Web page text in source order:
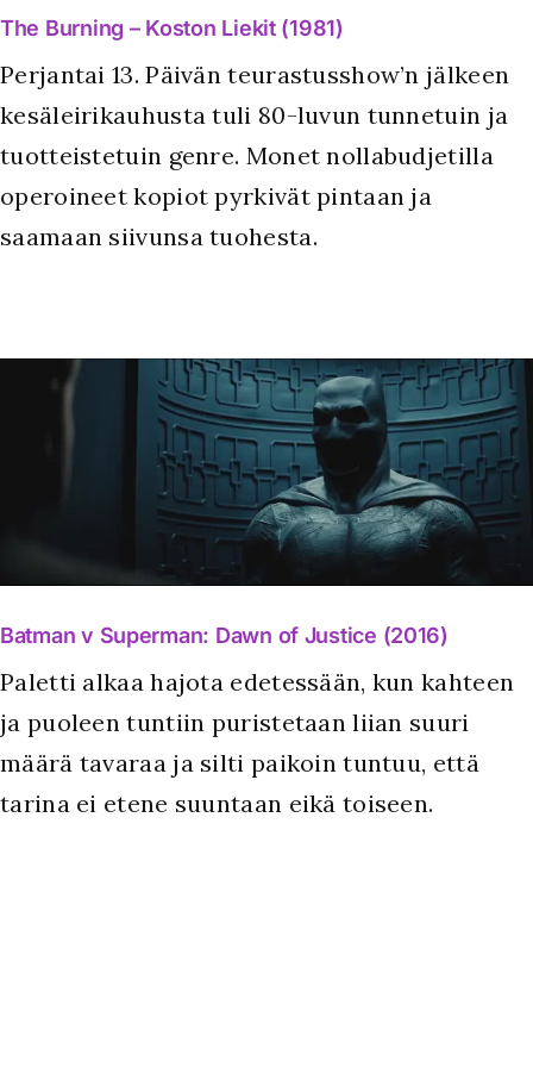
The Burning – Koston Liekit (1981)
Perjantai 13. Päivän teurastusshow’n jälkeen
kesäleirikauhusta tuli 80-luvun tunnetuin ja
tuotteistetuin genre. Monet nollabudjetilla
operoineet kopiot pyrkivät pintaan ja
saamaan siivunsa tuohesta.
Batman v Superman: Dawn of Justice (2016)
Paletti alkaa hajota edetessään, kun kahteen
ja puoleen tuntiin puristetaan liian suuri
määrä tavaraa ja silti paikoin tuntuu, että
tarina ei etene suuntaan eikä toiseen.